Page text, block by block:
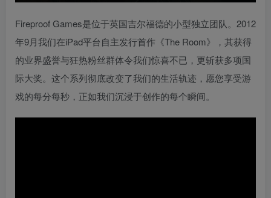
Fireproof Games是位于英国吉尔福德的小型独立团队。2012
年9月我们在iPad平台自主发行首作《The Room》，其获得
的业界盛誉与狂热粉丝群体令我们惊喜不已，更斩获多项国
际大奖。这个系列彻底改变了我们的生活轨迹，愿您享受游
戏的每分每秒，正如我们沉浸于创作的每个瞬间。